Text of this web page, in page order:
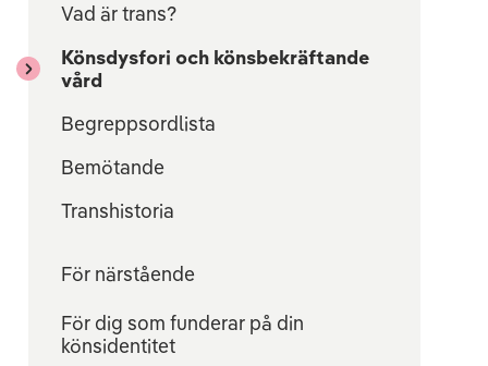
Vad är trans?
Könsdysfori och könsbekräftande
vård
Begreppsordlista
Bemötande
Transhistoria
För närstående
För dig som funderar på din
könsidentitet